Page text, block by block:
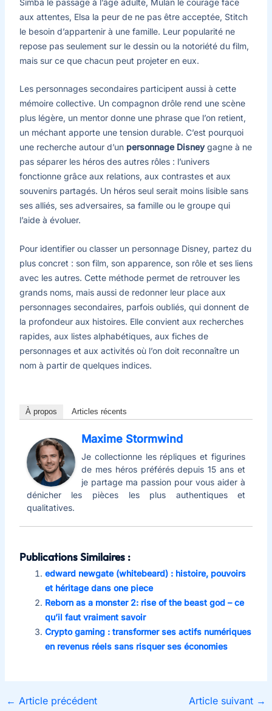
aux attentes, Elsa la peur de ne pas être acceptée, Stitch
le besoin d’appartenir à une famille. Leur popularité ne
repose pas seulement sur le dessin ou la notoriété du film,
mais sur ce que chacun peut projeter en eux.
Les personnages secondaires participent aussi à cette
mémoire collective. Un compagnon drôle rend une scène
plus légère, un mentor donne une phrase que l’on retient,
un méchant apporte une tension durable. C’est pourquoi
une recherche autour d’un personnage Disneygagne à ne
pas séparer les héros des autres rôles : l’univers
fonctionne grâce aux relations, aux contrastes et aux
souvenirs partagés. Un héros seul serait moins lisible sans
ses alliés, ses adversaires, sa famille ou le groupe qui
l’aide à évoluer.
Pour identifier ou classer un personnage Disney, partez du
plus concret : son film, son apparence, son rôle et ses liens
avec les autres. Cette méthode permet de retrouver les
grands noms, mais aussi de redonner leur place aux
personnages secondaires, parfois oubliés, qui donnent de
la profondeur aux histoires. Elle convient aux recherches
rapides, aux listes alphabétiques, aux fiches de
personnages et aux activités où l’on doit reconnaître un
nom à partir de quelques indices.
À propos Articles récents
Maxime Stormwind
Je collectionne les répliques et figurines
de mes héros préférés depuis 15 ans et
je partage ma passion pour vous aider à
dénicher les pièces les plus authentiques et
qualitatives.
Publications Similaires :
edward newgate (whitebeard) : histoire, pouvoirs
et héritage dans one piece
Reborn as a monster 2: rise of the beast god – ce
qu’il faut vraiment savoir
Crypto gaming : transformer ses actifs numériques
en revenus réels sans risquer ses économies
← Article précédent Article suivant →